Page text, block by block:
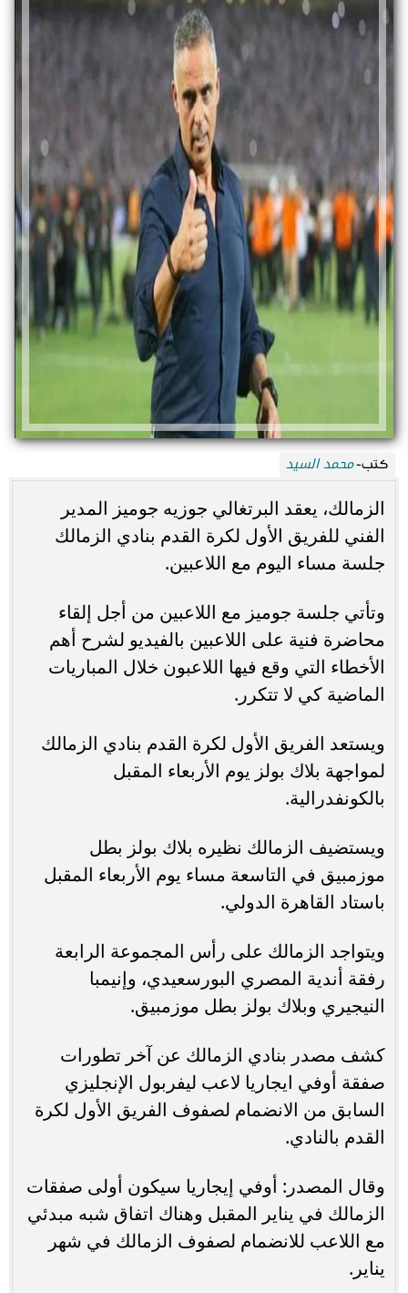
كتب-محمد السيد
الزمالك، يعقد البرتغالي جوزيه جوميز المدير
الفني للفريق الأول لكرة القدم بنادي الزمالك
جلسة مساء اليوم مع اللاعبين.
وتأتي جلسة جوميز مع اللاعبين من أجل إلقاء
محاضرة فنية على اللاعبين بالفيديو لشرح أهم
الأخطاء التي وقع فيها اللاعبون خلال المباريات
الماضية كي لا تتكرر.
ويستعد الفريق الأول لكرة القدم بنادي الزمالك
لمواجهة بلاك بولز يوم الأربعاء المقبل
بالكونفدرالية.
ويستضيف الزمالك نظيره بلاك بولز بطل
موزمبيق في التاسعة مساء يوم الأربعاء المقبل
باستاد القاهرة الدولي.
ويتواجد الزمالك على رأس المجموعة الرابعة
رفقة أندية المصري البورسعيدي، وإنيمبا
النيجيري وبلاك بولز بطل موزمبيق.
كشف مصدر بنادي الزمالك عن آخر تطورات
صفقة أوفي ايجاريا لاعب ليفربول الإنجليزي
السابق من الانضمام لصفوف الفريق الأول لكرة
القدم بالنادي.
وقال المصدر: أوفي إيجاريا سيكون أولى صفقات
الزمالك في يناير المقبل وهناك اتفاق شبه مبدئي
مع اللاعب للانضمام لصفوف الزمالك في شهر
يناير.